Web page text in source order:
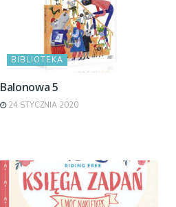
BIBLIOTEKA
Balonowa 5
24 STYCZNIA 2020